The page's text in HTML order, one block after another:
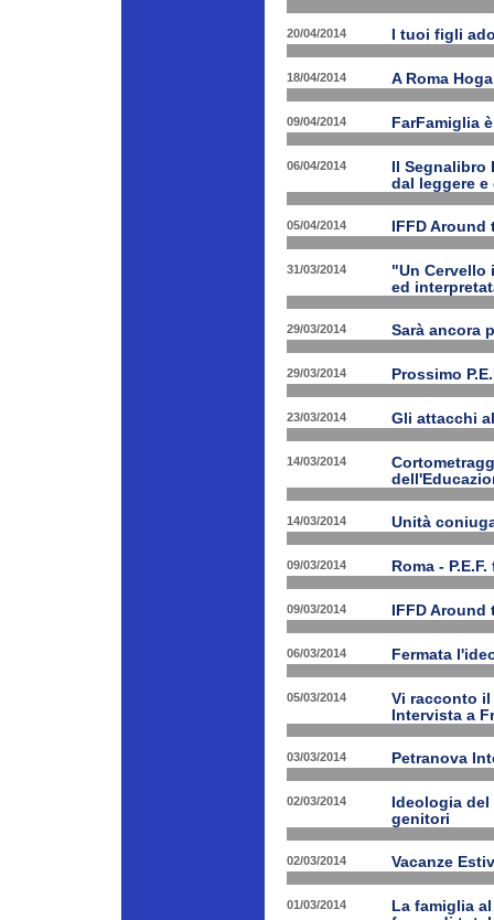
20/04/2014 I tuoi figli
18/04/2014 A Roma
09/04/2014 FarFamiglia
06/04/2014
Il
dal leggere
05/04/2014 IFFD
31/03/2014
"Un Cervello
ed
29/03/2014 Sarà ancora
29/03/2014 Prossimo
23/03/2014 Gli attacchi
14/03/2014
14/03/2014 Unità
09/03/2014 Roma -
09/03/2014 IFFD
06/03/2014 Fermata
05/03/2014
Vi racconto il
Intervista a
03/03/2014 Petranova
02/03/2014
Ideologia
genitori
02/03/2014 Vacanze
01/03/2014
La famiglia